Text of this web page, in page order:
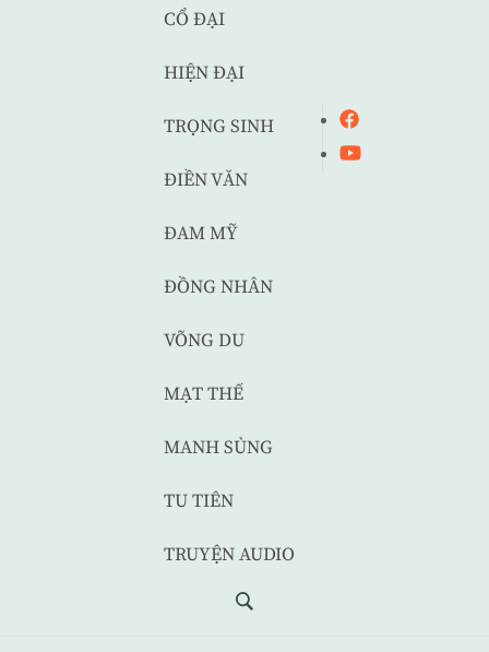
CỔ ĐẠI
HIỆN ĐẠI
TRỌNG SINH
ĐIỀN VĂN
ĐAM MỸ
ĐỒNG NHÂN
VÕNG DU
MẠT THẾ
MANH SỦNG
TU TIÊN
TRUYỆN AUDIO